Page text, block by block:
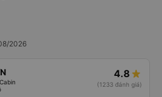
2026
4.8
(1233 đánh giá)